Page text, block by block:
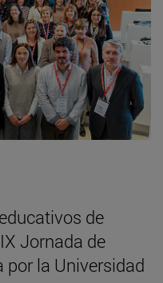
de
Jornada de
por la Universidad